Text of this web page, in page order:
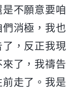
不願意要咱
消極，我也
，反正我現
了，我禱告
走了。我是